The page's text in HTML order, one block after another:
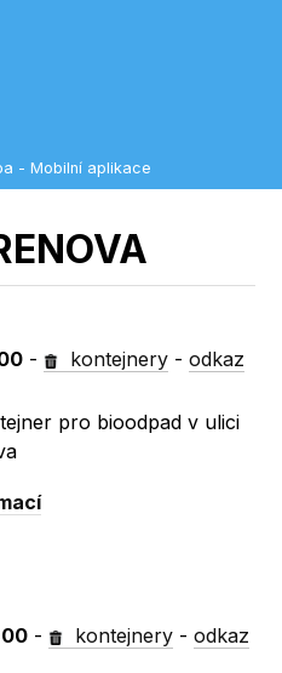
- Mobilní aplikace
- kontejnery -odkaz
pro bioodpad v ulici
- kontejnery -odkaz